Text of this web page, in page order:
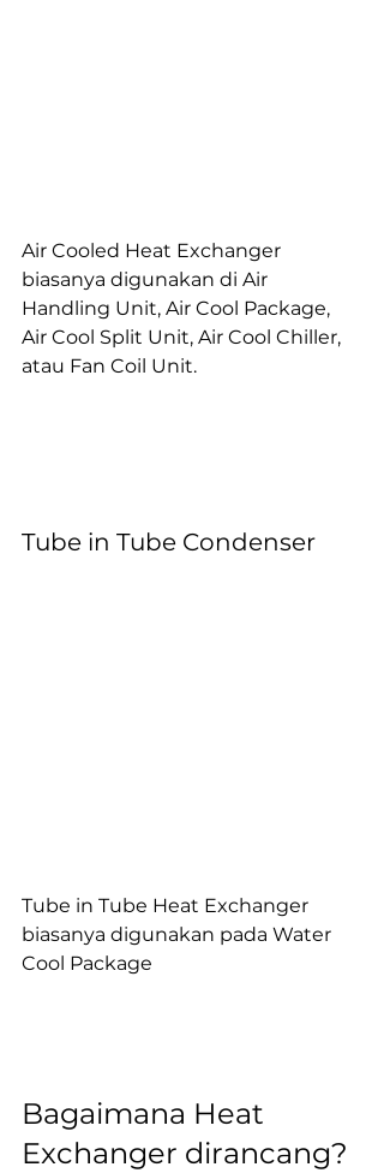
Air Cooled Heat Exchanger
biasanya digunakan di Air
Handling Unit, Air Cool Package,
Air Cool Split Unit, Air Cool Chiller,
atau Fan Coil Unit.
Tube in Tube Condenser
Tube in Tube Heat Exchanger
biasanya digunakan pada Water
Cool Package
Bagaimana Heat
Exchanger dirancang?